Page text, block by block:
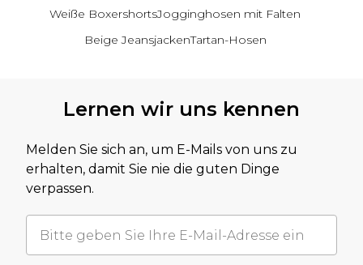
Weiße BoxershortsJogginghosen mit Falten
Beige JeansjackenTartan-Hosen
Lernen wir uns kennen
Melden Sie sich an, um E-Mails von uns zu
erhalten, damit Sie nie die guten Dinge
verpassen.